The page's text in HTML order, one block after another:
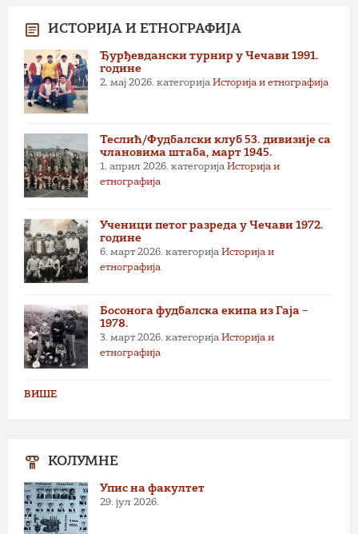
ИСТОРИЈА И ЕТНОГРАФИЈА
Ђурђевдански турнир у Чечави 1991.
године
2. мај 2026. категорија Историја и етнографија
Теслић/Фудбалски клуб 53. дивизије са
члановима штаба, март 1945.
1. април 2026. категорија Историја и
етнографија
Ученици петог разреда у Чечави 1972.
године
6. март 2026. категорија Историја и
етнографија
Босонога фудбалска екипа из Гаја –
1978.
3. март 2026. категорија Историја и
етнографија
ВИШЕ
КОЛУМНЕ
Упис на факултет
29. јул 2026.